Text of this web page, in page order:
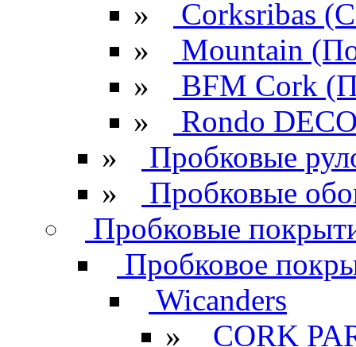
»
Corksribas
»
Mountain
»
BFM Cork
»
Rondo
»
Пробковые
»
Пробковые
Пробковые
Пробковое
Wicanders
»
CORK